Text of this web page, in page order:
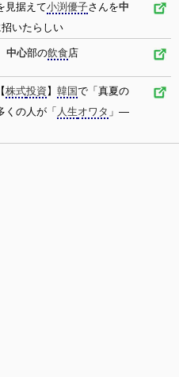
見据えて小渕優子さんを中
招いたらしい
中心部の飲食店
株式投資 】 韓国で「真夏の
くの人が「 人生オワタ 」―